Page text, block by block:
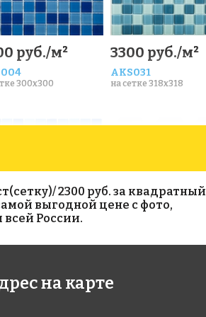
руб./м²
300x300
3300 руб./м²
AKS031
на сетке 318x318
300x300 на сетке 30x30
2300 руб. за квадратный
выгодной цене с фото,
России.
на карте